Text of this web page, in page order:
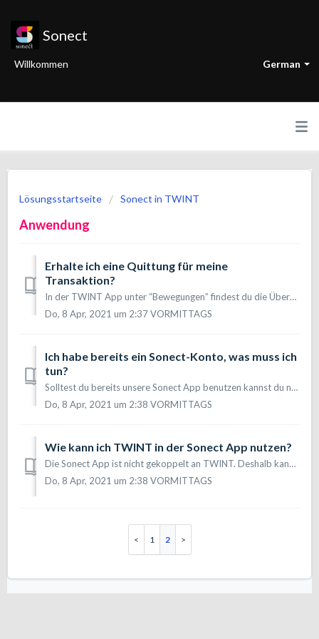
Sonect
German
Willkommen
Lösungsstartseite Sonect in TWINT
Anwendung
Erhalte ich eine Quittung für meine
Transaktion?
In der TWINT App unter “Bewegungen” findest du die Übersicht all deiner getätigten Transaktionen.
Do, 8 Apr, 2021 um 2:37 VORMITTAGS
Ich habe bereits ein Sonect-Konto, was muss ich
tun?
Solltest du bereits unsere Sonect App benutzen kannst du nun zusätzlich über die TWINT App auch Sonect nutzen. Sonect in TWINT und Sonect App sind unabhängi...
Do, 8 Apr, 2021 um 2:38 VORMITTAGS
Wie kann ich TWINT in der Sonect App nutzen?
Die Sonect App ist nicht gekoppelt an TWINT. Deshalb kann TWINT auch nicht in der Sonect App als Zahlungsmöglichkeit verwendet werden.
Do, 8 Apr, 2021 um 2:38 VORMITTAGS
1 2